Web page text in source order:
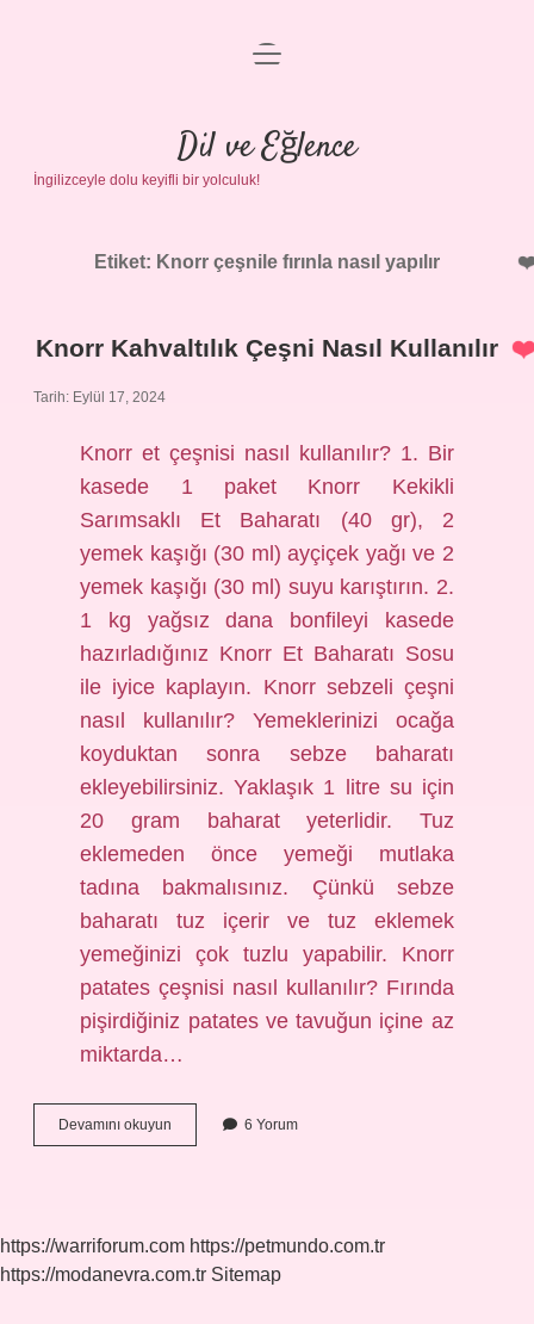
Anasayfa
Gizlilik Politikası
Yasal Uyarı
menüyü
Dil ve Eğlence
İngilizceyle dolu keyifli bir yolculuk!
Etiket: Knorr çeşnile fırınla nasıl yapılır
Knorr Kahvaltılık Çeşni Nasıl Kullanılır
Tarih: Eylül 17, 2024
Knorr et çeşnisi nasıl kullanılır? 1. Bir
kasede 1 paket Knorr Kekikli
Sarımsaklı Et Baharatı (40 gr), 2
yemek kaşığı (30 ml) ayçiçek yağı ve 2
yemek kaşığı (30 ml) suyu karıştırın. 2.
1 kg yağsız dana bonfileyi kasede
hazırladığınız Knorr Et Baharatı Sosu
ile iyice kaplayın. Knorr sebzeli çeşni
nasıl kullanılır? Yemeklerinizi ocağa
koyduktan sonra sebze baharatı
ekleyebilirsiniz. Yaklaşık 1 litre su için
20 gram baharat yeterlidir. Tuz
eklemeden önce yemeği mutlaka
tadına bakmalısınız. Çünkü sebze
baharatı tuz içerir ve tuz eklemek
yemeğinizi çok tuzlu yapabilir. Knorr
patates çeşnisi nasıl kullanılır? Fırında
pişirdiğiniz patates ve tavuğun içine az
miktarda…
Devamını okuyun
Kahvaltılık
6 Yorum
https://warriforum.com https://petmundo.com.tr
https://modanevra.com.tr Sitemap